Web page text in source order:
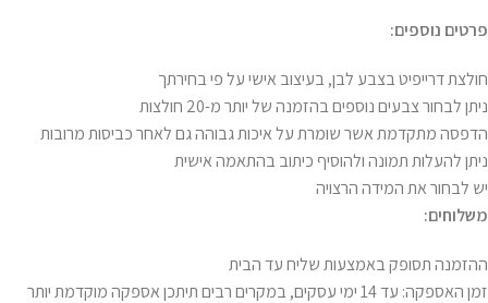
פרטים נוספים:
חולצת דרייפיט בצבע לבן, בעיצוב אישי על פי בחירתך
ניתן לבחור צבעים נוספים בהזמנה של יותר מ-20 חולצות
הדפסה מתקדמת אשר שומרת על איכות גבוהה גם לאחר כביסות מרובות
ניתן להעלות תמונה ולהוסיף כיתוב בהתאמה אישית
יש לבחור את המידה הרצויה
משלוחים:
ההזמנה תסופק באמצעות שליח עד הבית
זמן האספקה: עד 14 ימי עסקים, במקרים רבים תיתכן אספקה מוקדמת יותר